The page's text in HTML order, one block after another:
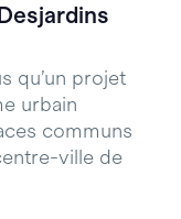
qu’un projet
urbain
communs
ville de